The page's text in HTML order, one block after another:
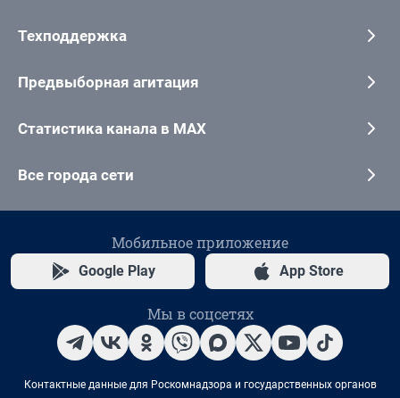
Техподдержка
Предвыборная агитация
Статистика канала в MAX
Все города сети
Мобильное приложение
Google Play App Store
Мы в соцсетях
Контактные данные для Роскомнадзора и государственных органов